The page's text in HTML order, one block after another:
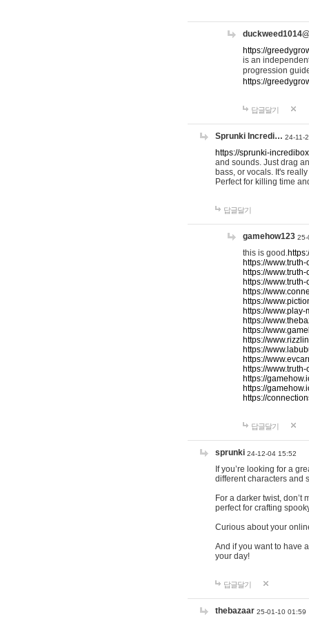
https://
is an
progression
https://
답글달기
Sprunki Incredi… 24-11-
https://sprunki-
and sounds. Just drag
bass, or vocals. It's
Perfect for killing time
답글달기
gamehow123 25-
this is good.
https://
https://
https://
https://
https://
https://
https://
https://
https://
https://
https://
https://
https://
https://
https://
답글달기
sprunki 24-12-04 15:52
If you’re looking for a
different characters and
For a darker twist, don’t
perfect for crafting
Curious about your
And if you want to have
your day!
답글달기
thebazaar 25-01-10 01:59